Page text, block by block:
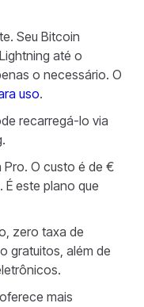
Seu Bitcoin
até o
o necessário. O
uso.
recarregá-lo via
O custo é de €
este plano que
zero taxa de
gratuitos, além de
mais